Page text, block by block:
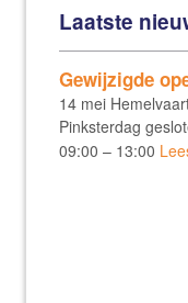
Laatste
Gewijzigde
14 mei
Pinksterdag
09:00 – 13:00